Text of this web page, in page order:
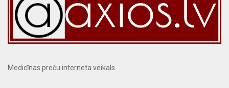
Medicīnas preču interneta veikals.